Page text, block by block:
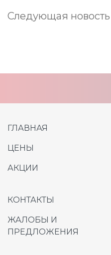
Следующая новость
ГЛАВНАЯ
ЦЕНЫ
АКЦИИ
ЖАЛОБЫ И
ПРЕДЛОЖЕНИЯ
КОНТАКТЫ